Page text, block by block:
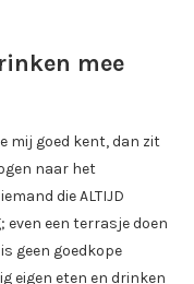
mee
mij goed kent, dan zit
naar het
die ALTIJD
even een terrasje doen
geen goedkope
eigen eten en drinken